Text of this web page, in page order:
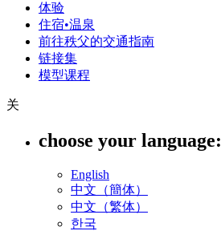
体验
住宿•温泉
前往秩父的交通指南
链接集
模型课程
关
choose your language:
English
中文（簡体）
中文（繁体）
한국